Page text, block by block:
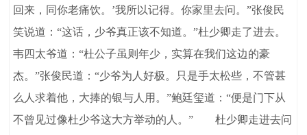
回来，同你老痛饮。’我所以记得。你家里去问。”张俊民
笑说道：“这话，少爷真正该不知道。”杜少卿走了进去。
韦四太爷道：“杜公子虽则年少，实算在我们这边的豪
杰。”张俊民道：“少爷为人好极。只是手太松些，不管甚
么人求着他，大捧的银与人用。”鲍廷玺道：“便是门下从
不曾见过像杜少爷这大方举动的人。” 杜少卿走进去问